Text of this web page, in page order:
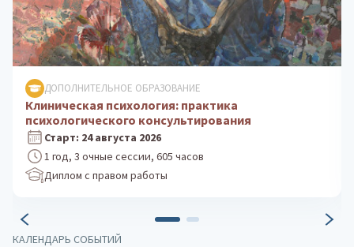
КАЛЕНДАРЬ СОБЫТИЙ
ДОПОЛНИТЕЛЬНОЕ ОБРАЗОВАНИЕ
Психологическое консультирование: теория и
практика
Старт: 5 октября 2026
1 год, 3 очные сессии, 605 часов
Диплом с правом работы